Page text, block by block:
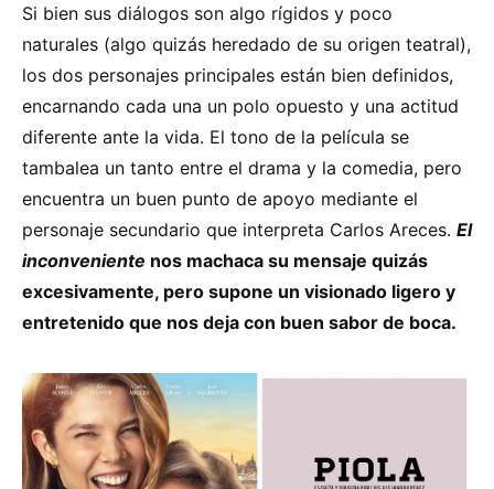
Si bien sus diálogos son algo rígidos y poco
naturales (algo quizás heredado de su origen teatral),
los dos personajes principales están bien definidos,
encarnando cada una un polo opuesto y una actitud
diferente ante la vida. El tono de la película se
tambalea un tanto entre el drama y la comedia, pero
encuentra un buen punto de apoyo mediante el
personaje secundario que interpreta Carlos Areces. El
inconveniente nos machaca su mensaje quizás
excesivamente, pero supone un visionado ligero y
entretenido que nos deja con buen sabor de boca.